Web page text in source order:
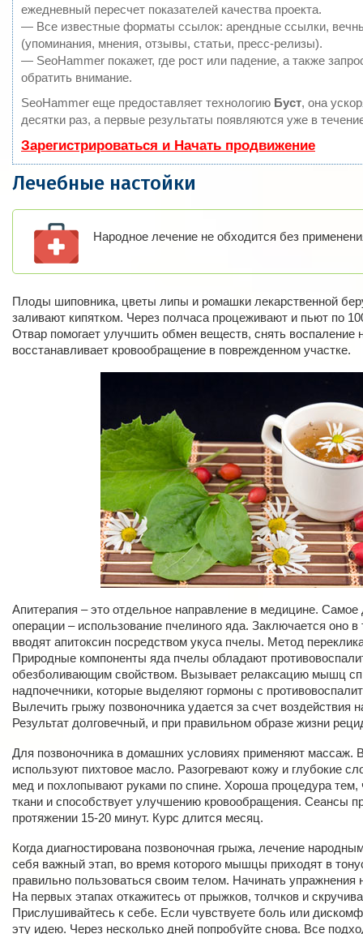
ежедневный пересчет показателей качества проекта.
— Все известные форматы ссылок: арендные ссылки,
(упоминания, мнения, отзывы, статьи, пресс-релизы).
— SeoHammer покажет, где рост или падение, а также
обратить внимание.
SeoHammer еще предоставляет технологию Буст, она
десятки раз, а первые результаты появляются уже в
Зарегистрироваться и Начать продвижение
Лечебные настойки
Народное лечение не обходится без
Плоды шиповника, цветы липы и ромашки лекарственной
заливают кипятком. Через полчаса процеживают и пьют по
Отвар помогает улучшить обмен веществ, снять воспаление
восстанавливает кровообращение в поврежденном участке.
Апитерапия – это отдельное направление в медицине. Самое
операции – использование пчелиного яда. Заключается оно
вводят апитоксин посредством укуса пчелы. Метод
Природные компоненты яда пчелы обладают
обезболивающим свойством. Вызывает релаксацию мышц
надпочечники, которые выделяют гормоны с
Вылечить грыжу позвоночника удается за счет воздействия
Результат долговечный, и при правильном образе жизни
Для позвоночника в домашних условиях применяют массаж.
используют пихтовое масло. Разогревают кожу и глубокие
мед и похлопывают руками по спине. Хороша процедура тем,
ткани и способствует улучшению кровообращения. Сеансы
протяжении 15-20 минут. Курс длится месяц.
Когда диагностирована позвоночная грыжа, лечение
себя важный этап, во время которого мышцы приходят в
правильно пользоваться своим телом. Начинать упражнения
На первых этапах откажитесь от прыжков, толчков и
Прислушивайтесь к себе. Если чувствуете боль или
эту идею. Через несколько дней попробуйте снова. Все